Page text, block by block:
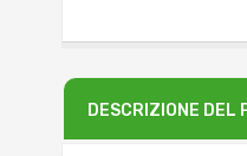
DESCRIZIONE DEL